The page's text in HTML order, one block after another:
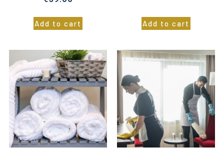
Add to cart Add to cart